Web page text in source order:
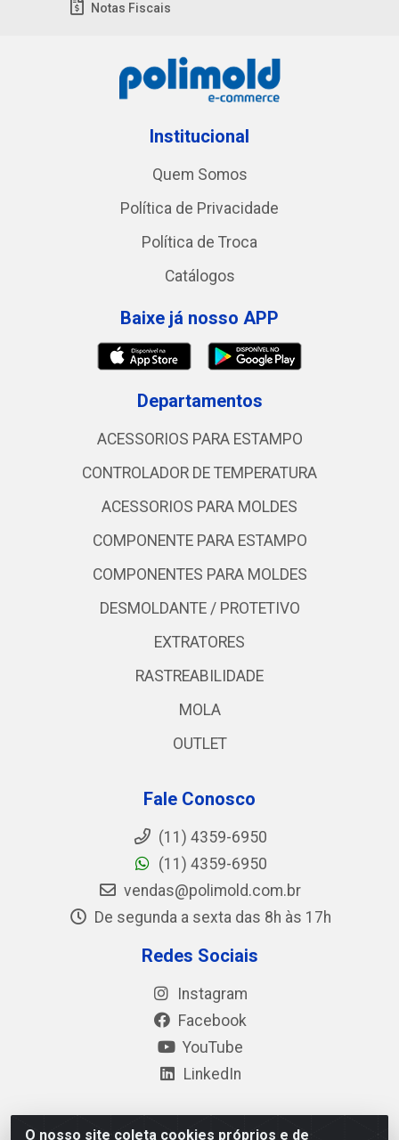
O nosso site coleta cookies próprios e de
Notas Fiscais
Institucional
Quem Somos
Política de Privacidade
Política de Troca
Catálogos
Baixe já nosso APP
Departamentos
ACESSORIOS PARA ESTAMPO
CONTROLADOR DE TEMPERATURA
ACESSORIOS PARA MOLDES
COMPONENTE PARA ESTAMPO
COMPONENTES PARA MOLDES
DESMOLDANTE / PROTETIVO
EXTRATORES
RASTREABILIDADE
MOLA
OUTLET
Fale Conosco
(11) 4359-6950
(11) 4359-6950
vendas@polimold.com.br
De segunda a sexta das 8h às 17h
Redes Sociais
Instagram
Facebook
YouTube
LinkedIn